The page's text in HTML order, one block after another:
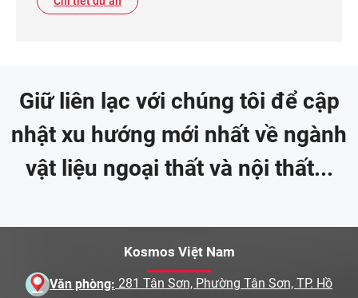
Giữ liên lạc với chúng tôi để cập
nhật xu hướng mới nhất về ngành
vật liệu ngoại thất và nội thất...
Kosmos Việt Nam
Văn phòng: 281 Tân Sơn, Phường Tân Sơn, TP. Hồ